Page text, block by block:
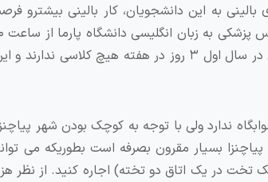
به این دانشجویان، کار بالینی بیشترو
۵ عصر می باشد که خوب از نظر بازه زمانی بسیار مناسب است. دانشجویان در سال اول ۳ روز در هفته
ندارد ولی با توجه به کوچک بودن شهر
یورو در ماه یک اتاق دوپیا (یک تخت در یک اتاق دو تخته) اجاره کنید. از